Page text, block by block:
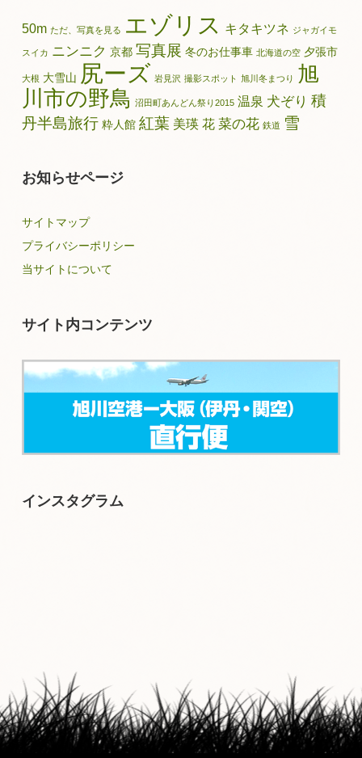
50m ただ、写真を見る エゾリス キタキツネ ジャガイモ
スイカ ニンニク 京都 写真展 冬のお仕事車 北海道の空 夕張市
大根 大雪山 尻ーズ 岩見沢 撮影スポット 旭川冬まつり 旭
川市の野鳥 沼田町あんどん祭り2015 温泉 犬ぞり 積
丹半島旅行 粋人館 紅葉 美瑛 花 菜の花 鉄道 雪
お知らせページ
サイトマップ
プライバシーポリシー
当サイトについて
サイト内コンテンツ
インスタグラム